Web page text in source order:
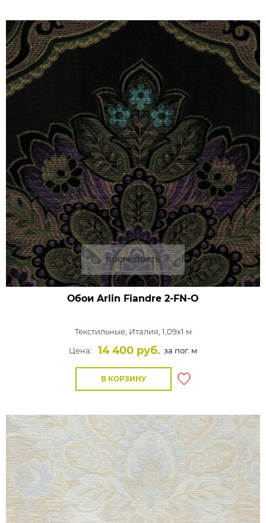
ПОСМОТРЕТЬ
Обои Arlin Fiandre 2-FN-O
Текстильные, Италия, 1,09x1 м
Цена:
14 400 руб. за пог. м
В КОРЗИНУ